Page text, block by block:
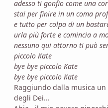
adesso ti gonfio come una
stai per finire in un coma
e tutto per colpa di un
urla più forte e comincia a
nessuno qui attorno ti può
piccolo Kate
bye bye piccolo Kate
bye bye piccolo Kate
Raggiundo dalla musica
degli Dei...